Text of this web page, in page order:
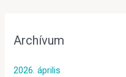
Archívum
2026. április